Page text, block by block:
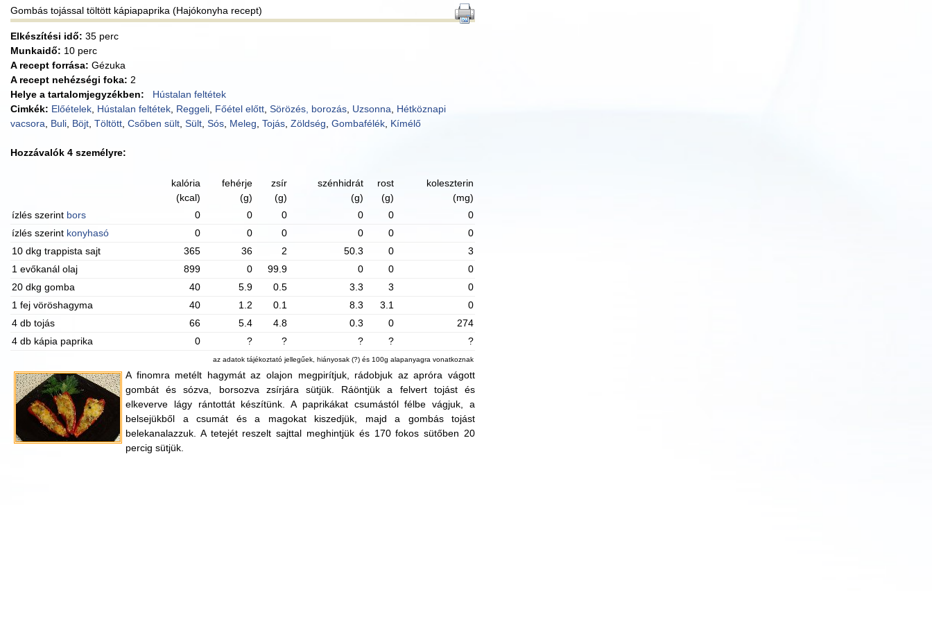
Gombás tojással töltött kápiapaprika (Hajókonyha recept)
Elkészítési idő: 35 perc
Munkaidő: 10 perc
A recept forrása: Gézuka
A recept nehézségi foka: 2
Helye a tartalomjegyzékben:
Hústalan feltétek
Cimkék: Előételek Hústalan feltétek Reggeli Főétel előtt Sörözés, borozás Uzsonna
Hétköznapi
vacsora
Buli Böjt Töltött Csőben sült Sült Sós Meleg Tojás Zöldség Gombafélék Kímélő
Hozzávalók 4 személyre:
kalória
(kcal)
fehérje
(g)
zsír
(g)
szénhidrát
(g)
rost
(g)
koleszterin
(mg)
ízlés szerint bors 0 0 0 0 0
0
ízlés szerint konyhasó 0 0 0 0 0
0
10 dkg trappista sajt
365 36 2 50.3 0
3
1 evőkanál olaj
899 0 99.9 0 0
0
20 dkg gomba
40 5.9 0.5 3.3 3
0
1 fej vöröshagyma
40 1.2 0.1 8.3 3.1
0
4 db tojás
66 5.4 4.8 0.3 0
274
4 db kápia paprika
0 ? ? ? ? ?
az adatok tájékoztató jellegűek, hiányosak (?) és 100g alapanyagra vonatkoznak
A finomra metélt hagymát az olajon megpirítjuk, rádobjuk az apróra vágott
gombát és sózva, borsozva zsírjára sütjük. Ráöntjük a felvert tojást és
elkeverve lágy rántottát készítünk. A paprikákat csumástól félbe vágjuk, a
belsejükből a csumát és a magokat kiszedjük, majd a gombás tojást
belekanalazzuk. A tetejét reszelt sajttal meghintjük és 170 fokos sütőben 20
percig sütjük.